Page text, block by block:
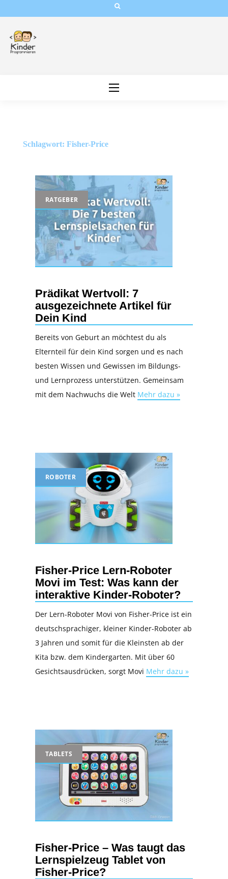
content
Schlagwort: Fisher-Price
RATGEBER
Prädikat Wertvoll: 7
ausgezeichnete Artikel für
Dein Kind
Bereits von Geburt an möchtest du als
Elternteil für dein Kind sorgen und es nach
besten Wissen und Gewissen im Bildungs-
und Lernprozess unterstützen. Gemeinsam
mit dem Nachwuchs die Welt Mehr dazu »
ROBOTER
Fisher-Price Lern-Roboter
Movi im Test: Was kann der
interaktive Kinder-Roboter?
Der Lern-Roboter Movi von Fisher-Price ist ein
deutschsprachiger, kleiner Kinder-Roboter ab
3 Jahren und somit für die Kleinsten ab der
Kita bzw. dem Kindergarten. Mit über 60
Gesichtsausdrücken, sorgt Movi Mehr dazu »
TABLETS
Fisher-Price – Was taugt das
Lernspielzeug Tablet von
Fisher-Price?